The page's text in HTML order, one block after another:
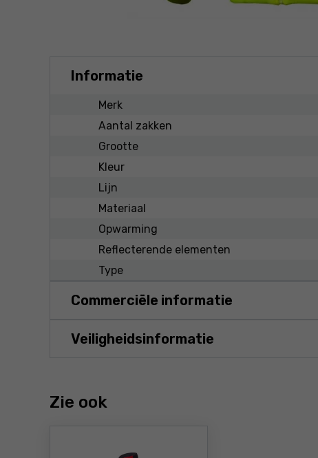
Informatie
Merk
Aantal zakken
Grootte
Kleur
Lijn
Materiaal
Opwarming
Reflecterende elementen
Type
Commerciële informatie
Veiligheidsinformatie
Zie ook